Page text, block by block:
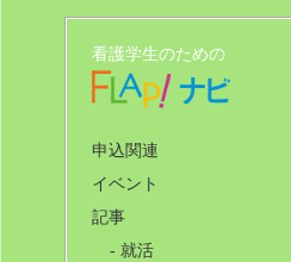
看護学生のための
申込関連
イベント
記事
- 就活